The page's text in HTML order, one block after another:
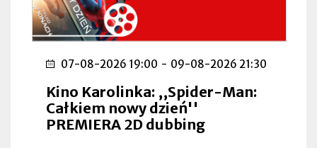
07-08-2026 19:00 - 09-08-2026 21:30
Kino Karolinka: ,,Spider-Man:
Całkiem nowy dzień''
PREMIERA 2D dubbing